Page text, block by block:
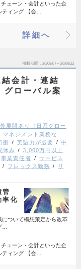
ェーン・会計といった企
ィング 【会…
詳細へ
掲載期間 26/08/07～26/08/22
会計・連結
グローバル案
展開あり（日系グロー
マネジメント業務な
衝 英語力が必要
中
休み
3,000万円以上
事業責任者
サービス
フレックス勤務
リ
管
率化
ついて構想策定から改革
…
ェーン・会計といった企
ィング 【会…